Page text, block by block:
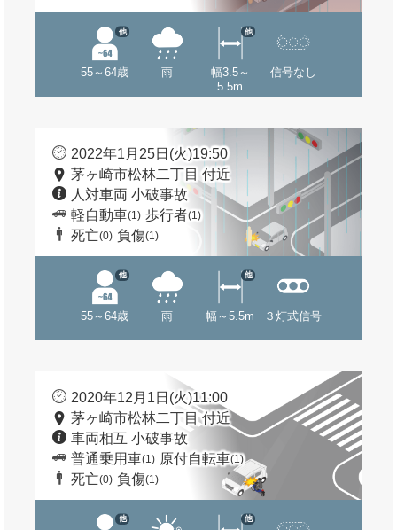
55～64歳
他
雨
幅3.5～
5.5m
他
信号なし
2022年1月25日(火)19:50
茅ヶ崎市松林二丁目 付近
人対車両 小破事故
軽自動車(1) 歩行者(1)
死亡(0) 負傷(1)
55～64歳
他
雨 幅～5.5m
他
３灯式信号
2020年12月1日(火)11:00
茅ヶ崎市松林二丁目 付近
車両相互 小破事故
普通乗用車(1) 原付自転車(1)
死亡(0) 負傷(1)
他 他